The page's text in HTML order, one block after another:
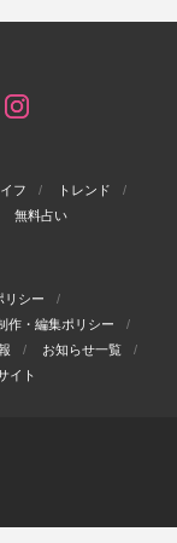
フ
トレンド
無料占い
リシー
作・編集ポリシー
お知らせ一覧
イト